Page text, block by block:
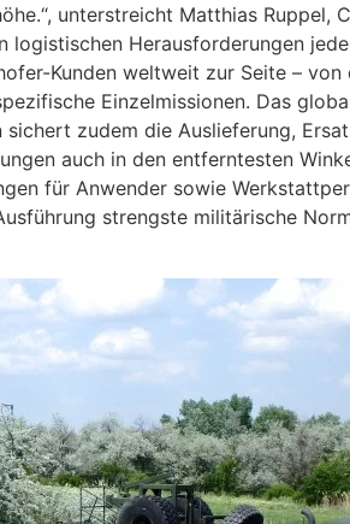
unterstreicht Matthias Ruppel,
Herausforderungen
Kunden weltweit zur Seite – von
Einzelmissionen. Das
zudem die Auslieferung,
auch in den entferntesten
für Anwender sowie
strengste militärische